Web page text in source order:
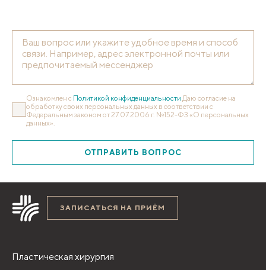
Ознакомлен с Политикой конфиденциальности Даю согласие на
обработку своих персональных данных в соответствии с
Федеральным законом от 27.07.2006 г. №152-ФЗ «О персональных
данных».
ОТПРАВИТЬ ВОПРОС
ЗАПИСАТЬСЯ НА ПРИЁМ
Пластическая хирургия